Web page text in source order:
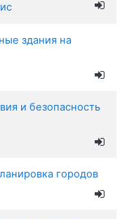
здания на
и безопасность
городов